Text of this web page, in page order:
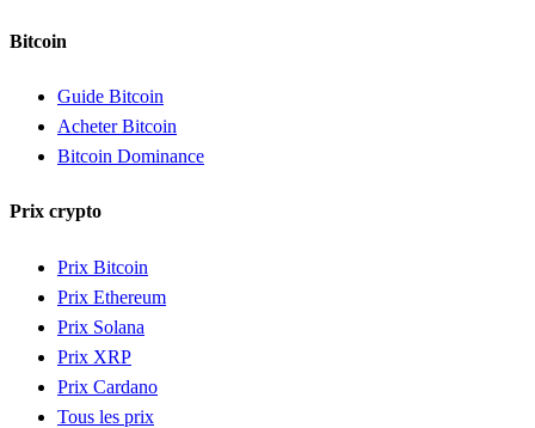
Bitcoin
Guide Bitcoin
Acheter Bitcoin
Bitcoin Dominance
Prix crypto
Prix Bitcoin
Prix Ethereum
Prix Solana
Prix XRP
Prix Cardano
Tous les prix